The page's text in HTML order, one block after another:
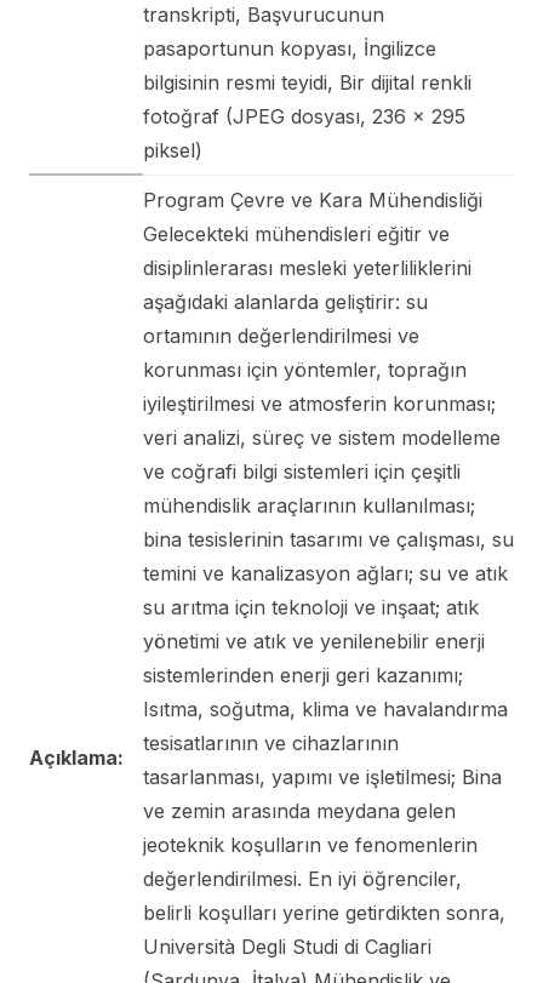
transkripti, Başvurucunun
pasaportunun kopyası, İngilizce
bilgisinin resmi teyidi, Bir dijital renkli
fotoğraf (JPEG dosyası, 236 x 295
piksel)
Açıklama:
Program Çevre ve Kara Mühendisliği
Gelecekteki mühendisleri eğitir ve
disiplinlerarası mesleki yeterliliklerini
aşağıdaki alanlarda geliştirir: su
ortamının değerlendirilmesi ve
korunması için yöntemler, toprağın
iyileştirilmesi ve atmosferin korunması;
veri analizi, süreç ve sistem modelleme
ve coğrafi bilgi sistemleri için çeşitli
mühendislik araçlarının kullanılması;
bina tesislerinin tasarımı ve çalışması, su
temini ve kanalizasyon ağları; su ve atık
su arıtma için teknoloji ve inşaat; atık
yönetimi ve atık ve yenilenebilir enerji
sistemlerinden enerji geri kazanımı;
Isıtma, soğutma, klima ve havalandırma
tesisatlarının ve cihazlarının
tasarlanması, yapımı ve işletilmesi; Bina
ve zemin arasında meydana gelen
jeoteknik koşulların ve fenomenlerin
değerlendirilmesi. En iyi öğrenciler,
belirli koşulları yerine getirdikten sonra,
Università Degli Studi di Cagliari